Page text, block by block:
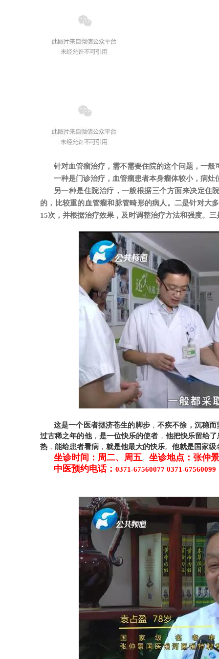
针对血管瘤治疗，需不需要住院的这个问题，一般
一种是门诊治疗，血管瘤患者本身瘤体较小，病
另一种是住院治疗，一般根据三个方面来决定住
的，比较重的血管瘤和脉管畸形的病人。二是针对大
15次，并根据治疗效果，及时调整治疗方法和强度。
这是一个医者拯济苍生的脚步， 不疾不徐，沉稳而
过古稀之年的他， 是一位快乐的使者 ， 他把快乐留给了
热 ， 能给患者看病 ， 就是他最大的快乐。 他就是国家级
坐诊时间：周二、周五。 坐诊地点：张仲
中医预约电话： 0371-67560077 0371-67560099